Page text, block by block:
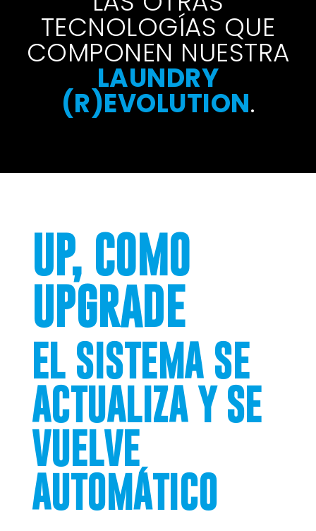
TECNOLOGÍAS QUE
COMPONEN NUESTRA
LAUNDRY
(R)EVOLUTION.
UP, COMO
UPGRADE
EL SISTEMA SE
ACTUALIZA Y SE
VUELVE
AUTOMÁTICO